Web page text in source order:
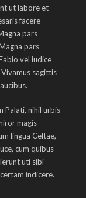
ut labore et
facere
pars
pars
vel iudice
sagittis
Palati, nihil urbis
magis
lingua Celtae,
cum quibus
uti sibi
indicere.